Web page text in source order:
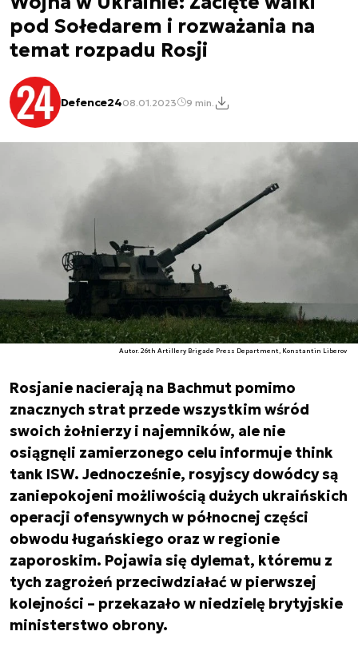
pod Sołedarem i rozważania na
temat rozpadu Rosji
Defence2408.01.2023 9 min.
Autor. 26th Artillery Brigade Press Department, Konstantin Liberov
Rosjanie nacierają na Bachmut pomimo
znacznych strat przede wszystkim wśród
swoich żołnierzy i najemników, ale nie
osiągnęli zamierzonego celu informuje think
tank ISW. Jednocześnie, rosyjscy dowódcy są
zaniepokojeni możliwością dużych ukraińskich
operacji ofensywnych w północnej części
obwodu ługańskiego oraz w regionie
zaporoskim. Pojawia się dylemat, któremu z
tych zagrożeń przeciwdziałać w pierwszej
kolejności – przekazało w niedzielę brytyjskie
ministerstwo obrony.